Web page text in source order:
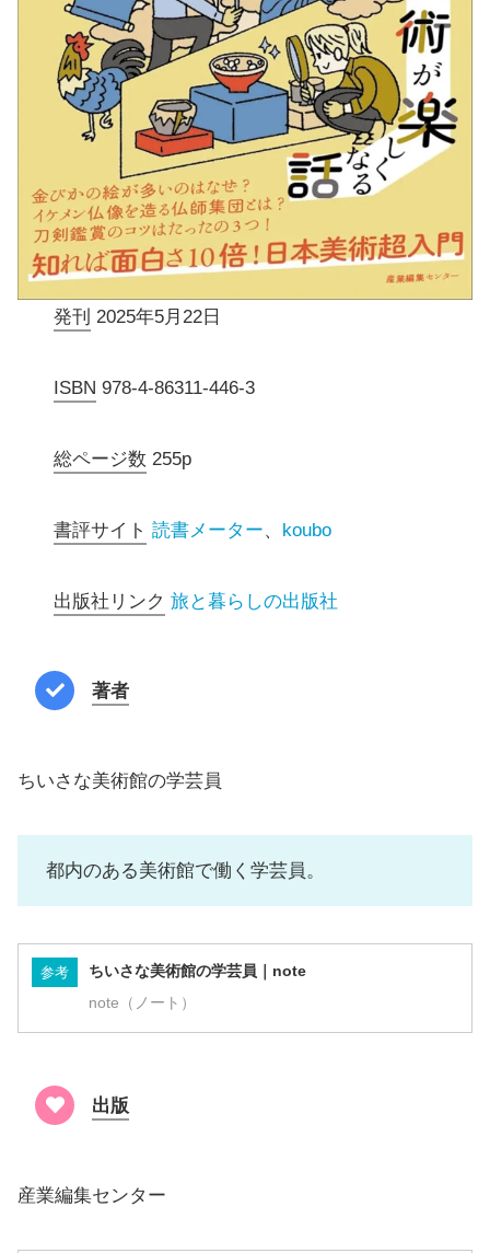
発刊 2025年5月22日
ISBN 978-4-86311-446-3
総ページ数 255p
書評サイト 読書メーター、 koubo
出版社リンク 旅と暮らしの出版社
著者
ちいさな美術館の学芸員
都内のある美術館で働く学芸員。
参考 ちいさな美術館の学芸員｜note
note（ノート）
出版
産業編集センター